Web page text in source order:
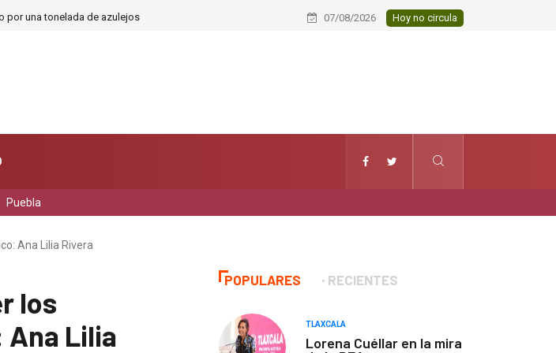
tradición, cultura, arte y espectáculos Elemento del Servicio de
07/08/2026 Hoy no circula
Puebla
Ana Lilia Rivera
los
Lilia
POPULARES RECIENTES
TLAXCALA
Lorena Cuéllar en la mira